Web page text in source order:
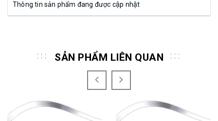
Thông tin sản phẩm đang được cập nhật
SẢN PHẨM LIÊN QUAN